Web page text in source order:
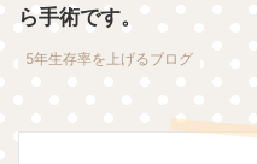
ら手術です。
5年生存率を上げるブログ